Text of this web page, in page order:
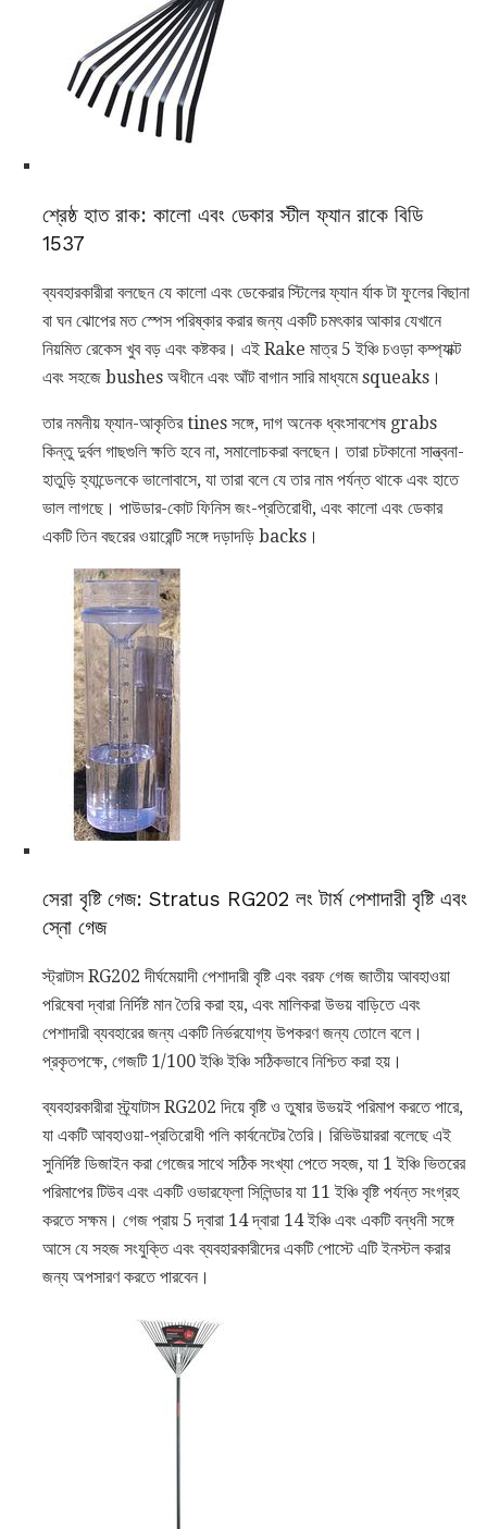
শ্রেষ্ঠ হাত রাক: কালো এবং ডেকার স্টীল ফ্যান রাকে বিডি
1537
ব্যবহারকারীরা বলছেন যে কালো এবং ডেকেরার স্টিলের ফ্যান র্যাক টা ফুলের বিছানা
বা ঘন ঝোপের মত স্পেস পরিষ্কার করার জন্য একটি চমৎকার আকার যেখানে
নিয়মিত রেকেস খুব বড় এবং কষ্টকর। এই Rake মাত্র 5 ইঞ্চি চওড়া কম্প্যাক্ট
এবং সহজে bushes অধীনে এবং আঁট বাগান সারি মাধ্যমে squeaks।
তার নমনীয় ফ্যান-আকৃতির tines সঙ্গে, দাগ অনেক ধ্বংসাবশেষ grabs
কিন্তু দুর্বল গাছগুলি ক্ষতি হবে না, সমালোচকরা বলছেন। তারা চটকানো সান্ত্বনা-
হাতুড়ি হ্যান্ডেলকে ভালোবাসে, যা তারা বলে যে তার নাম পর্যন্ত থাকে এবং হাতে
ভাল লাগছে। পাউডার-কোট ফিনিস জং-প্রতিরোধী, এবং কালো এবং ডেকার
একটি তিন বছরের ওয়ারেন্টি সঙ্গে দড়াদড়ি backs।
সেরা বৃষ্টি গেজ: Stratus RG202 লং টার্ম পেশাদারী বৃষ্টি এবং
স্নো গেজ
স্ট্রাটাস RG202 দীর্ঘমেয়াদী পেশাদারী বৃষ্টি এবং বরফ গেজ জাতীয় আবহাওয়া
পরিষেবা দ্বারা নির্দিষ্ট মান তৈরি করা হয়, এবং মালিকরা উভয় বাড়িতে এবং
পেশাদারী ব্যবহারের জন্য একটি নির্ভরযোগ্য উপকরণ জন্য তোলে বলে।
প্রকৃতপক্ষে, গেজটি 1/100 ইঞ্চি ইঞ্চি সঠিকভাবে নিশ্চিত করা হয়।
ব্যবহারকারীরা স্ট্র্যাটাস RG202 দিয়ে বৃষ্টি ও তুষার উভয়ই পরিমাপ করতে পারে,
যা একটি আবহাওয়া-প্রতিরোধী পলি কার্বনেটের তৈরি। রিভিউয়াররা বলেছে এই
সুনির্দিষ্ট ডিজাইন করা গেজের সাথে সঠিক সংখ্যা পেতে সহজ, যা 1 ইঞ্চি ভিতরের
পরিমাপের টিউব এবং একটি ওভারফ্লো সিলিন্ডার যা 11 ইঞ্চি বৃষ্টি পর্যন্ত সংগ্রহ
করতে সক্ষম। গেজ প্রায় 5 দ্বারা 14 দ্বারা 14 ইঞ্চি এবং একটি বন্ধনী সঙ্গে
আসে যে সহজ সংযুক্তি এবং ব্যবহারকারীদের একটি পোস্টে এটি ইনস্টল করার
জন্য অপসারণ করতে পারবেন।